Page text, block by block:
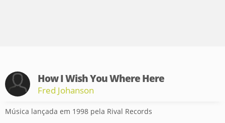
How I Wish You Where Here
Fred Johanson
Música lançada em 1998 pela Rival Records